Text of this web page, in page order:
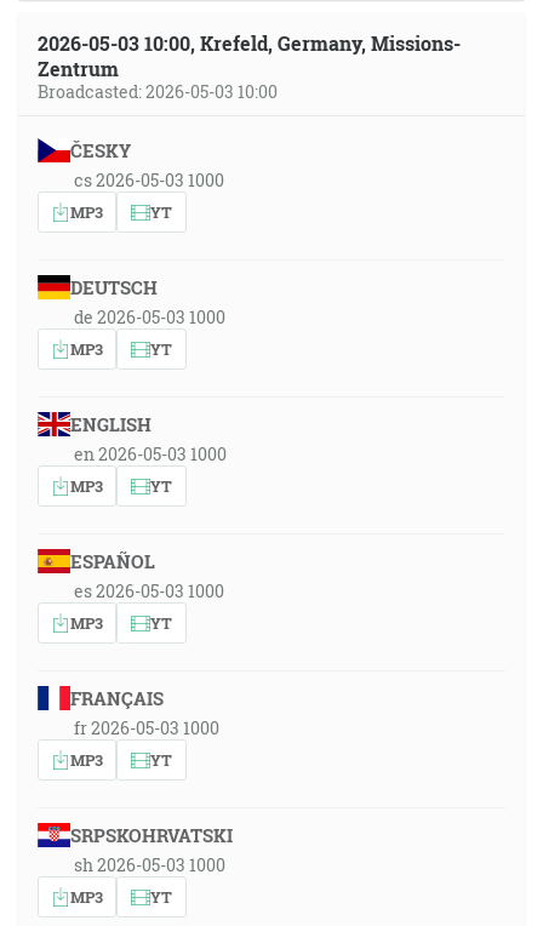
2026-05-03 10:00, Krefeld, Germany, Missions-
Zentrum
Broadcasted: 2026-05-03 10:00
ČESKY
cs 2026-05-03 1000
MP3 YT
DEUTSCH
de 2026-05-03 1000
MP3 YT
ENGLISH
en 2026-05-03 1000
MP3 YT
ESPAÑOL
es 2026-05-03 1000
MP3 YT
FRANÇAIS
fr 2026-05-03 1000
MP3 YT
SRPSKOHRVATSKI
sh 2026-05-03 1000
MP3 YT